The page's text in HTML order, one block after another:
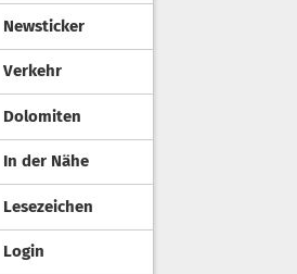
Newsticker
Verkehr
Dolomiten
In der Nähe
Lesezeichen
Login